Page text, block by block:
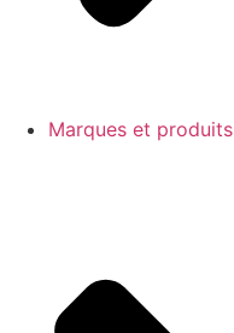
Marques et produits